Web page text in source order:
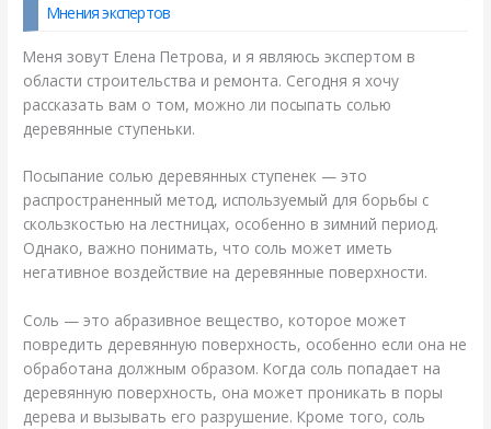
Мнения экспертов
Меня зовут Елена Петрова, и я являюсь экспертом в
области строительства и ремонта. Сегодня я хочу
рассказать вам о том, можно ли посыпать солью
деревянные ступеньки.
Посыпание солью деревянных ступенек — это
распространенный метод, используемый для борьбы с
скользкостью на лестницах, особенно в зимний период.
Однако, важно понимать, что соль может иметь
негативное воздействие на деревянные поверхности.
Соль — это абразивное вещество, которое может
повредить деревянную поверхность, особенно если она не
обработана должным образом. Когда соль попадает на
деревянную поверхность, она может проникать в поры
дерева и вызывать его разрушение. Кроме того, соль